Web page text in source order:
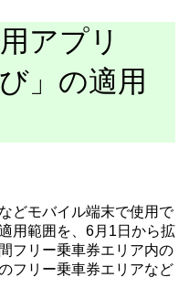
アプリ
」の適用
どモバイル端末で使用で
用範囲を、6月1日から拡
フリー乗車券エリア内の
フリー乗車券エリアなど